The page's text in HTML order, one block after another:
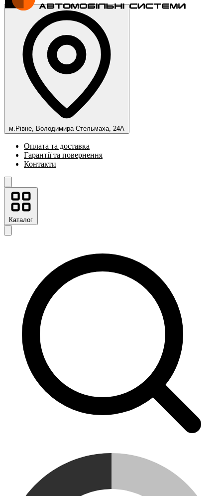
м.Рівне, Володимира Стельмаха, 24А
Оплата та доставка
Гарантії та повернення
Контакти
Каталог